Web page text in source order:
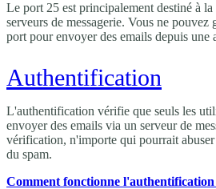
Le port 25 est principalement destiné à
serveurs de messagerie. Vous ne pouvez
port pour envoyer des emails depuis une
Authentification
L'authentification vérifie que seuls les
envoyer des emails via un serveur de
vérification, n'importe qui pourrait
du spam.
Comment fonctionne l'authentification